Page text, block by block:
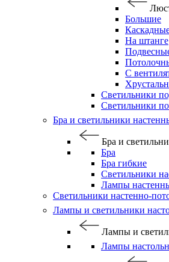
Большие
На штанге
С
Светильники
Светильники
Бра и светильники
Бра и
Бра
Бра гибкие
Светильники
Лампы
Светильники настенно-
Лампы и светильники
Лампы и
Лампы